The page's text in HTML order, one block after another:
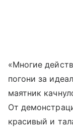
«Многие
погони за
маятник
От
красивый и